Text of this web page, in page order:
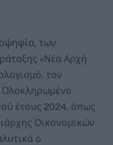
των
«Νέα Αρχή
τον
Ολοκληρωμένο
έτους 2024, όπως
Οικονομικών
ο